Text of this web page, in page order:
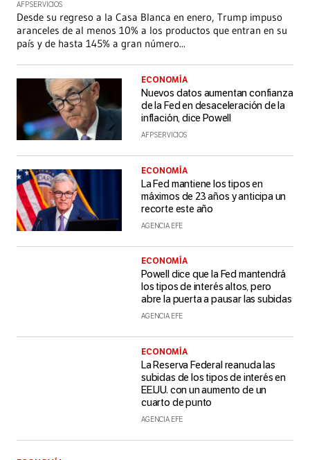
AFP SERVICIOS
Desde su regreso a la Casa Blanca en enero, Trump impuso
aranceles de al menos 10% a los productos que entran en su
país y de hasta 145% a gran número...
ECONOMÍA
Nuevos datos aumentan confianza
de la Fed en desaceleración de la
inflación, dice Powell
AFP SERVICIOS
ECONOMÍA
La Fed mantiene los tipos en
máximos de 23 años y anticipa un
recorte este año
AGENCIA EFE
ECONOMÍA
Powell dice que la Fed mantendrá
los tipos de interés altos, pero
abre la puerta a pausar las subidas
AGENCIA EFE
ECONOMÍA
La Reserva Federal reanuda las
subidas de los tipos de interés en
EE.UU. con un aumento de un
cuarto de punto
AGENCIA EFE